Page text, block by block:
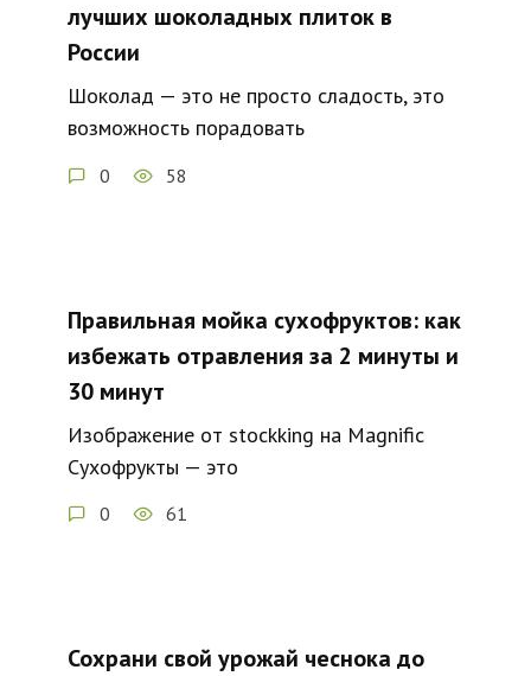
лучших шоколадных плиток в
России
Шоколад — это не просто сладость, это
возможность порадовать
0 58
Правильная мойка сухофруктов: как
избежать отравления за 2 минуты и
30 минут
Изображение от stockking на Magnific
Сухофрукты — это
0 61
Сохрани свой урожай чеснока до